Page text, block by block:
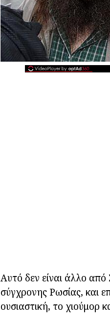
Αυτό δεν είναι άλλο
σύγχρονης Ρωσίας, και
ουσιαστική, το χιούμορ